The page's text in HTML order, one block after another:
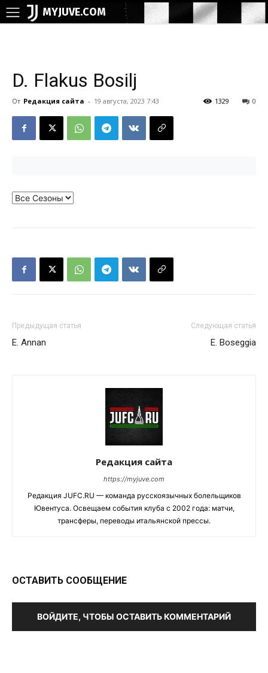
MYJUVE.COM
D. Flakus Bosilj
От Редакция сайта - 19 августа, 2023 7:43 0
1329
Предыдущая статья
E. Annan
Следующая статья
E. Boseggia
Редакция сайта
https://myjuve.com
Редакция JUFC.RU — команда русскоязычных болельщиков
Ювентуса. Освещаем события клуба с 2002 года: матчи,
трансферы, переводы итальянской прессы.
ОСТАВИТЬ СООБЩЕНИЕ
ВОЙДИТЕ, ЧТОБЫ ОСТАВИТЬ КОММЕНТАРИЙ